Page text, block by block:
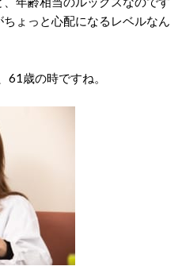
ょっと心配になるレベルなん
61歳の時ですね。